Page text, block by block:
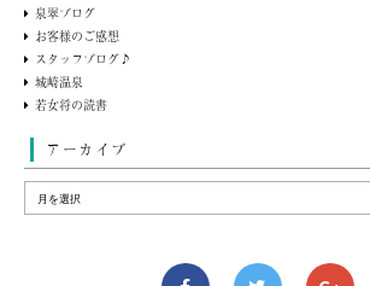
泉翠ブログ
お客様のご感想
スタッフブログ♪
城崎温泉
若女将の読書
アーカイブ